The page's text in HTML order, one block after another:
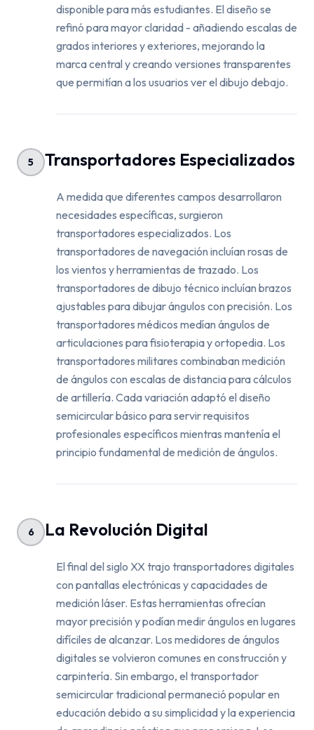
disponible para más estudiantes. El diseño se
refinó para mayor claridad - añadiendo escalas de
grados interiores y exteriores, mejorando la
marca central y creando versiones transparentes
que permitían a los usuarios ver el dibujo debajo.
5 Transportadores Especializados
A medida que diferentes campos desarrollaron
necesidades específicas, surgieron
transportadores especializados. Los
transportadores de navegación incluían rosas de
los vientos y herramientas de trazado. Los
transportadores de dibujo técnico incluían brazos
ajustables para dibujar ángulos con precisión. Los
transportadores médicos medían ángulos de
articulaciones para fisioterapia y ortopedia. Los
transportadores militares combinaban medición
de ángulos con escalas de distancia para cálculos
de artillería. Cada variación adaptó el diseño
semicircular básico para servir requisitos
profesionales específicos mientras mantenía el
principio fundamental de medición de ángulos.
6 La Revolución Digital
El final del siglo XX trajo transportadores digitales
con pantallas electrónicas y capacidades de
medición láser. Estas herramientas ofrecían
mayor precisión y podían medir ángulos en lugares
difíciles de alcanzar. Los medidores de ángulos
digitales se volvieron comunes en construcción y
carpintería. Sin embargo, el transportador
semicircular tradicional permaneció popular en
educación debido a su simplicidad y la experiencia